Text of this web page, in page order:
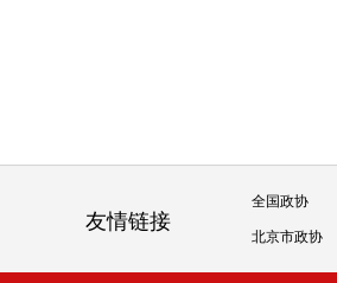
友情链接
全国政协
北京市政协